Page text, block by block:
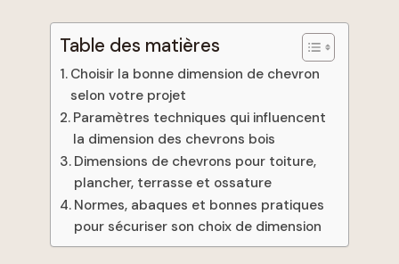
Table des matières
Choisir la bonne dimension de chevron
selon votre projet
Paramètres techniques qui influencent
la dimension des chevrons bois
Dimensions de chevrons pour toiture,
plancher, terrasse et ossature
Normes, abaques et bonnes pratiques
pour sécuriser son choix de dimension